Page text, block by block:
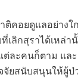
คอยดูแลอย่างใ
ลิกสุราได้เหล่า
ต่ละคนก็ตาม แล
จัยสนับสนุนให้ผู้